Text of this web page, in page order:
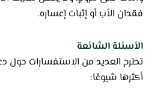
فقدان الأب أو إثبات إعساره.
الأسئلة الشائعة
تطرح العديد من الاستفسارات حول
أكثرها شيوعًا: